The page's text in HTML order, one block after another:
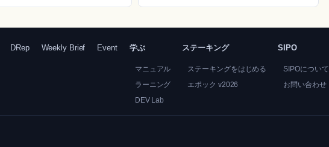
DRep Weekly Brief Event 学ぶ
マニュアル
ラーニング
DEV Lab
ステーキング
ステーキングをはじめる
エポック v2026
SIPO
SIPOについて
お問い合わせ